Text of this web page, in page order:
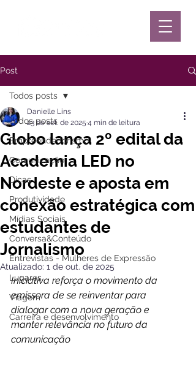
Post
Todos posts
Empreendedorismo
Comunicação
Dicas
Produtividade
Mídias Sociais
Conversa&Conteúdo
Entrevistas - Mulheres de Expressão
Lugares
Viagem
Carreira e desenvolvimento
Todos posts
Globo lança 2º edital da
Academia LED no
Nordeste e aposta em
conexão estratégica com
estudantes de
Jornalismo
Danielle Lins
23 de set. de 2025 4 min de leitura
Atualizado: 1 de out. de 2025
Iniciativa reforça o movimento da
emissora de se reinventar para
dialogar com a nova geração e
manter relevância no futuro da
comunicação